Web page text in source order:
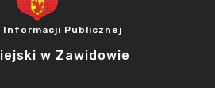
Informacji Publicznej
w Zawidowie